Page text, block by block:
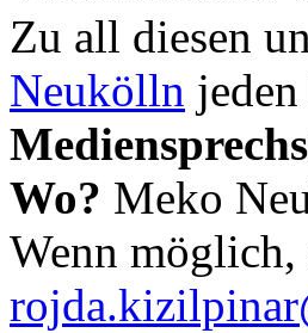
Zu all diesen
Neukölln jeden
Wo? Meko
Wenn möglich,